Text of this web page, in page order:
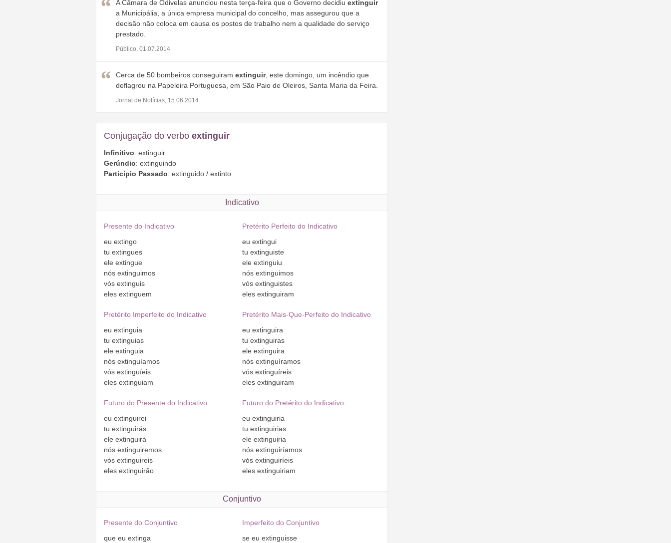
A Câmara de Odivelas anunciou nesta terça-feira que o Governo decidiu extinguir
a Municipália, a única empresa municipal do concelho, mas assegurou que a
decisão não coloca em causa os postos de trabalho nem a qualidade do serviço
prestado.
Público, 01.07.2014
Cerca de 50 bombeiros conseguiram extinguir, este domingo, um incêndio que
deflagrou na Papeleira Portuguesa, em São Paio de Oleiros, Santa Maria da Feira.
Jornal de Notícias, 15.06.2014
Conjugação do verbo extinguir
Infinitivo: extinguir
Gerúndio: extinguindo
Particípio Passado: extinguido / extinto
Indicativo
Presente do Indicativo
eu extingo
tu extingues
ele extingue
nós extinguimos
vós extinguis
eles extinguem
Pretérito Perfeito do Indicativo
eu extingui
tu extinguiste
ele extinguiu
nósextinguimos
vósextinguistes
elesextinguiram
Pretérito Imperfeito do Indicativo
eu extinguia
tu extinguias
ele extinguia
nós extinguíamos
vós extinguíeis
eles extinguiam
Pretérito Mais-Que-Perfeito do Indicativo
eu extinguira
tu extinguiras
ele extinguira
nósextinguíramos
vósextinguíreis
elesextinguiram
Futuro do Presente do Indicativo
eu extinguirei
tu extinguirás
ele extinguirá
nós extinguiremos
vós extinguireis
eles extinguirão
Futuro do Pretérito do Indicativo
eu extinguiria
tu extinguirias
ele extinguiria
nósextinguiríamos
vósextinguiríeis
elesextinguiriam
Conjuntivo
Presente do Conjuntivo
que eu extinga
Imperfeito do Conjuntivo
se eu extinguisse